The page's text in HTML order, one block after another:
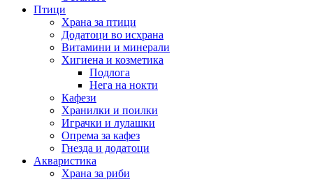
Птици
Храна за птици
Додатоци во исхрана
Витамини и минерали
Хигиена и козметика
Подлога
Нега на нокти
Кафези
Хранилки и поилки
Играчки и лулашки
Опрема за кафез
Гнезда и додатоци
Акваристика
Храна за риби